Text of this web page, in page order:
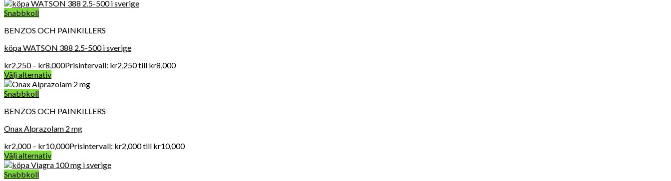
Snabbkoll
BENZOS OCH PAINKILLERS
köpa WATSON 388 2.5-500 i sverige
kr2,250 – kr8,000Prisintervall: kr2,250 till kr8,000
Välj alternativ
Snabbkoll
BENZOS OCH PAINKILLERS
Onax Alprazolam 2 mg
kr2,000 – kr10,000Prisintervall: kr2,000 till kr10,000
Välj alternativ
Snabbkoll